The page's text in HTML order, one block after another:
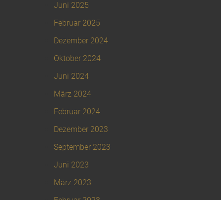
Juni 2025
Februar 2025
Dezember 2024
Oktober 2024
Juni 2024
März 2024
Februar 2024
Dezember 2023
September 2023
Juni 2023
März 2023